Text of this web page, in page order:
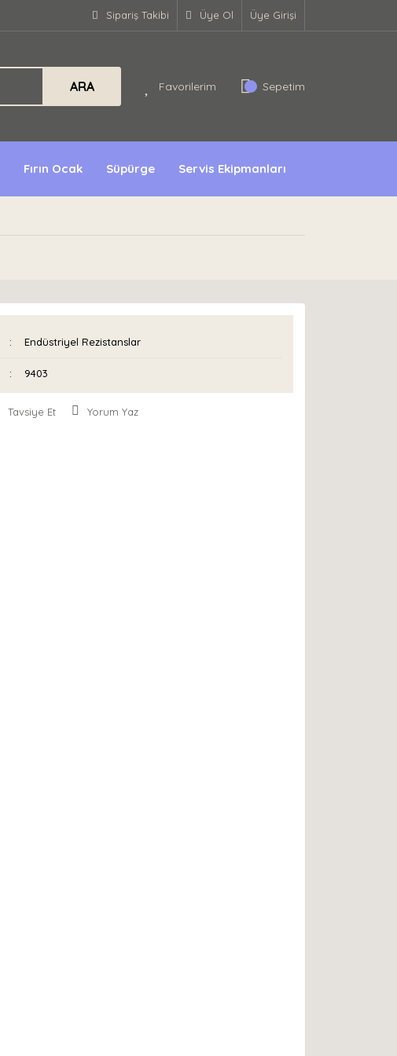
Sipariş Takibi Üye Ol Üye Girişi
ARA Favorilerim Sepetim
Fırın Ocak Süpürge Servis Ekipmanları
Endüstriyel Rezistanslar
9403
Tavsiye Et Yorum Yaz